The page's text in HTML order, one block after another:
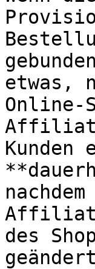
etwas,
Online-
des